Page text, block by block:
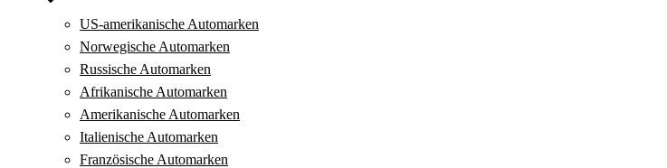
US-amerikanische Automarken
Norwegische Automarken
Russische Automarken
Afrikanische Automarken
Amerikanische Automarken
Italienische Automarken
Französische Automarken